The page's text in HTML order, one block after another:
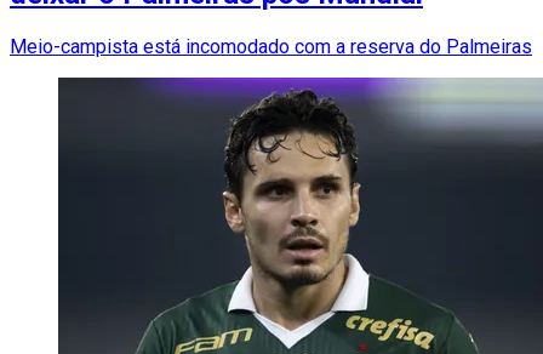
Meio-campista está incomodado com a reserva do Palmeiras